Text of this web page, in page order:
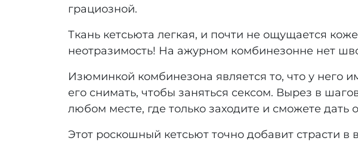
грациозной.
Ткань кетсьюта легкая, и почти не ощущается
неотразимость! На ажурном комбинезонне нет
Изюминкой комбинезона является то, что у него
его снимать, чтобы заняться сексом. Вырез в
любом месте, где только заходите и сможете дать
Этот роскошный кетсьют точно добавит страсти